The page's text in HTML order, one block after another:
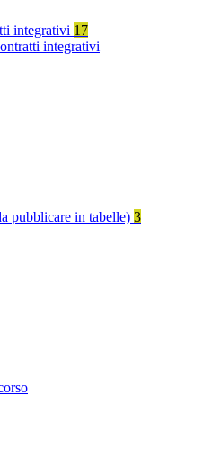
integrativi 17
integrativi
pubblicare in tabelle) 3